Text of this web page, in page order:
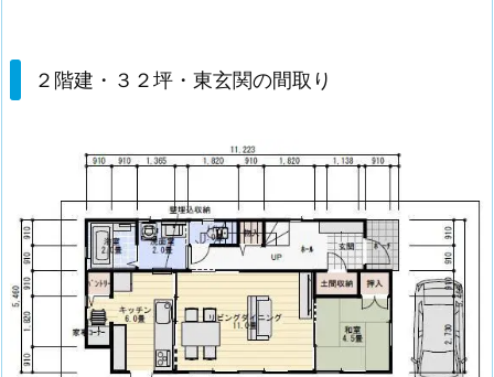
２階建・３２坪・東玄関の間取り